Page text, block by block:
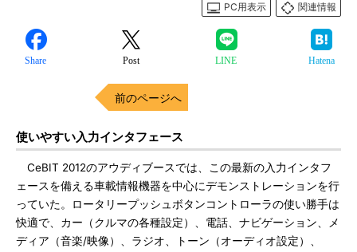
PC用表示
関連情報
Share Post LINE Hatena
前のページへ
使いやすい入力インタフェース
CeBIT 2012のアウディブースでは、この最新の入力インタフ
ェースを備える車載情報機器を中心にデモンストレーションを行
っていた。ロータリープッシュボタンコントローラの使い勝手は
快適で、カー（クルマの各種設定）、電話、ナビゲーション、メ
ディア（音楽/映像）、ラジオ、トーン（オーディオ設定）、